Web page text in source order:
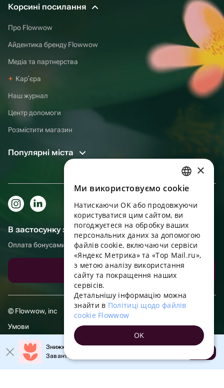
Корсині посилання
Про Flowwow
Айдентика бренду Flowwow
Медіа та партнерства
Карʼєра
Наш журнал
Центр допомоги
Розмістити магазин
Популярні міста
В застосунку зручніше!
Оплата бонусами, самовивіз, зручний чат підтримки
Завантажити додаток
© Flowwow, inc
Умови
Політика обробки даних
Знижка 20% на перше замовлення!
Завантажте додаток та отримайте промокод
Відкрити
RUSSIAN
ENGLISH
UKRAINIAN
PORTUGUESE
SPANISH
HUNGARIAN
FRENCH
TURKISH
POLISH
×
Ми використовуємо cookie
Натискаючи OK або продовжуючи
користуватися цим сайтом, ви
погоджуєтеся на обробку ваших
персональних даних за допомогою
файлів cookie, включаючи сервіси
«Яндекс Метрика» та «Top Mail.ru»,
з метою аналізу використання
сайту та покращення наших
сервісів.
Детальнішу інформацію можна
знайти в Політиці щодо файлів
cookie Flowwow
OK